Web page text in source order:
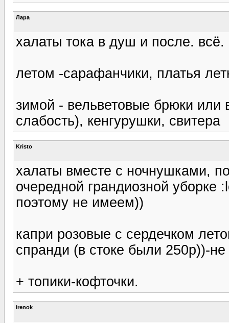
Лара
халаты тока в душ и после. всё.
летом -сарафанчики, платья
зимой - вельветовые брюки или
слабость), кенгурушки, свитера
Kristo
халаты вместе с ночнушками,
очередной грандиозной уборке
поэтому не имеем))
капри розовые с сердечком
спранди (в стоке были 250р))-
+ топики-кофточки.
irenok